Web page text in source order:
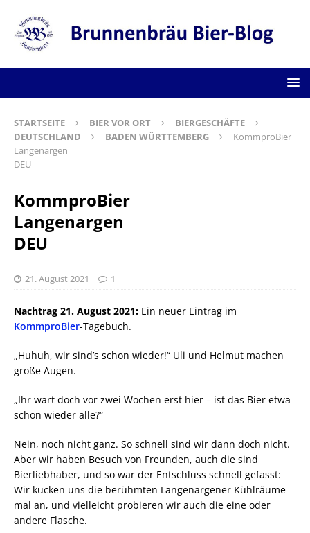
STARTSEITE BIER VOR ORT
BIERGESCHÄFTE
DEUTSCHLAND
BADEN WÜRTTEMBERG
KommproBier
Langenargen
DEU
KommproBier
Langenargen
DEU
21. August 2021 1
Nachtrag 21. August 2021: Ein neuer Eintrag im
KommproBier-Tagebuch.
„Huhuh, wir sind’s schon wieder!“ Uli und Helmut machen
große Augen.
„Ihr wart doch vor zwei Wochen erst hier – ist das Bier etwa
schon wieder alle?“
Nein, noch nicht ganz. So schnell sind wir dann doch nicht.
Aber wir haben Besuch von Freunden, auch die sind
Bierliebhaber, und so war der Entschluss schnell gefasst:
Wir kucken uns die berühmten Langenargener Kühlräume
mal an, und vielleicht probieren wir auch die eine oder
andere Flasche.